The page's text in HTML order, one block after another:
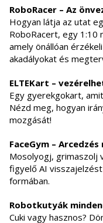
RoboRacer – Az
Hogyan látja az utat
RoboRacert, egy
amely önállóan
akadályokat és
ELTEKart –
Egy gyerekgokart,
Nézd meg, hogyan
mozgását!
FaceGym –
Mosolyogj, grimaszolj
figyelő AI
formában.
Robotkutyák
Cuki vagy hasznos?